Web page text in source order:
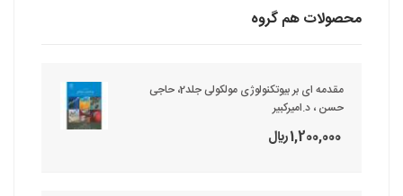
محصولات هم گروه
مقدمه ای بر بیوتکنولوژی مولکولی جلد2، حاجی
حسن ، د.امیرکبیر
1,200,000 ريال